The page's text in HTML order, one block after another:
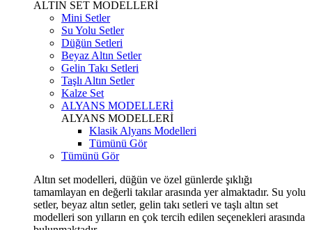
ALTIN SET MODELLERİ
Mini Setler
Su Yolu Setler
Düğün Setleri
Beyaz Altın Setler
Gelin Takı Setleri
Taşlı Altın Setler
Kalze Set
ALYANS MODELLERİ
ALYANS MODELLERİ
Klasik Alyans Modelleri
Tümünü Gör
Tümünü Gör
Altın set modelleri, düğün ve özel günlerde şıklığı
tamamlayan en değerli takılar arasında yer almaktadır. Su yolu
setler, beyaz altın setler, gelin takı setleri ve taşlı altın set
modelleri son yılların en çok tercih edilen seçenekleri arasında